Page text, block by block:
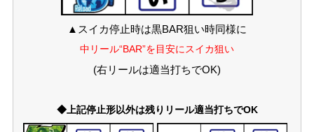
▲スイカ停止時は黒BAR狙い時同様に
中リール“BAR”を目安にスイカ狙い
(右リールは適当打ちでOK)
◆上記停止形以外は残りリール適当打ちでOK